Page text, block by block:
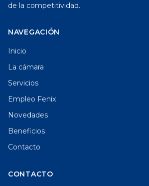
de la competitividad.
NAVEGACIÓN
Inicio
La cámara
Servicios
Empleo Fenix
Novedades
Beneficios
Contacto
CONTACTO